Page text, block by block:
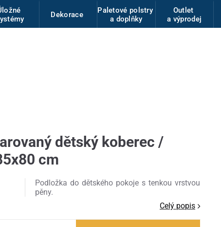
Dekorace
Paletové polstry
a doplňky
Outlet
a výprodej
dětský koberec /
cm
Podložka do dětského pokoje s tenkou vrstvou
pěny.
Celý popis